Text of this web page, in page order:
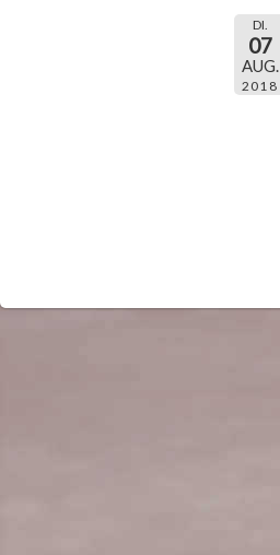
DI.
07
AUG.
2018